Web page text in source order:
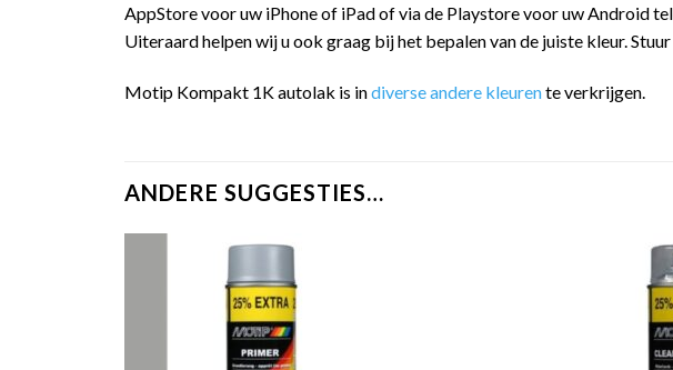
AppStore voor uw iPhone of iPad of via de Playstore voor uw Android
Uiteraard helpen wij u ook graag bij het bepalen van de juiste kleur. Stuur
Motip Kompakt 1K autolak is indiverse andere kleurente verkrijgen.
ANDERE SUGGESTIES…